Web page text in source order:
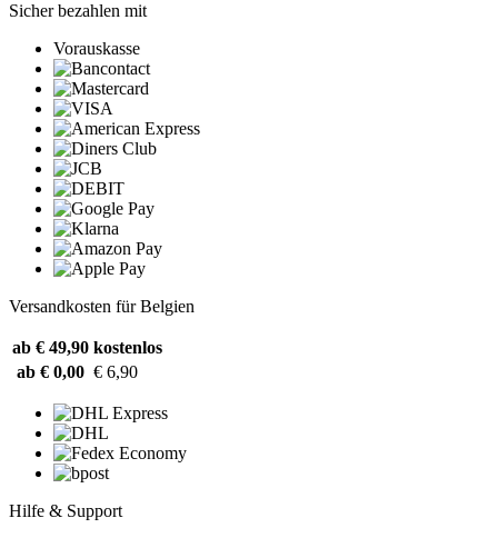
Sicher bezahlen mit
Vorauskasse
Versandkosten für Belgien
ab € 49,90 kostenlos
ab € 0,00 € 6,90
Hilfe & Support